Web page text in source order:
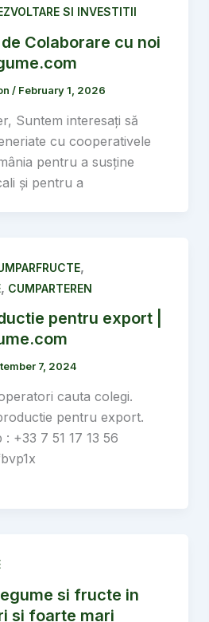
SI INVESTITII
Colaborare cu noi
/ February 1, 2026
Suntem interesați să
cu cooperativele
pentru a susține
și pentru a
,
, CUMPARTEREN
pentru export |
7, 2024
cauta colegi.
pentru export.
+33 7 51 17 13 56
si fructe in
si foarte mari